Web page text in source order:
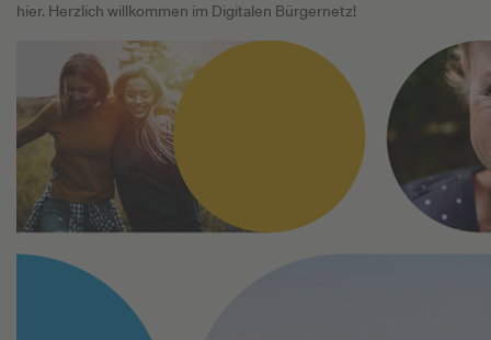
hier. Herzlich willkommen im Digitalen Bürgernetz!